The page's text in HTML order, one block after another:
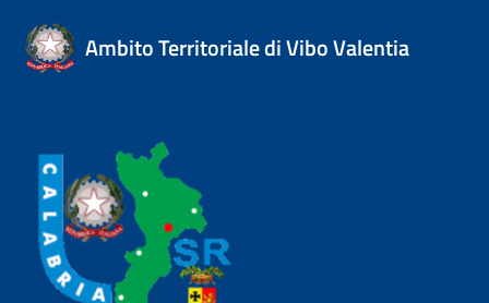
Ambito Territoriale di Vibo Valentia